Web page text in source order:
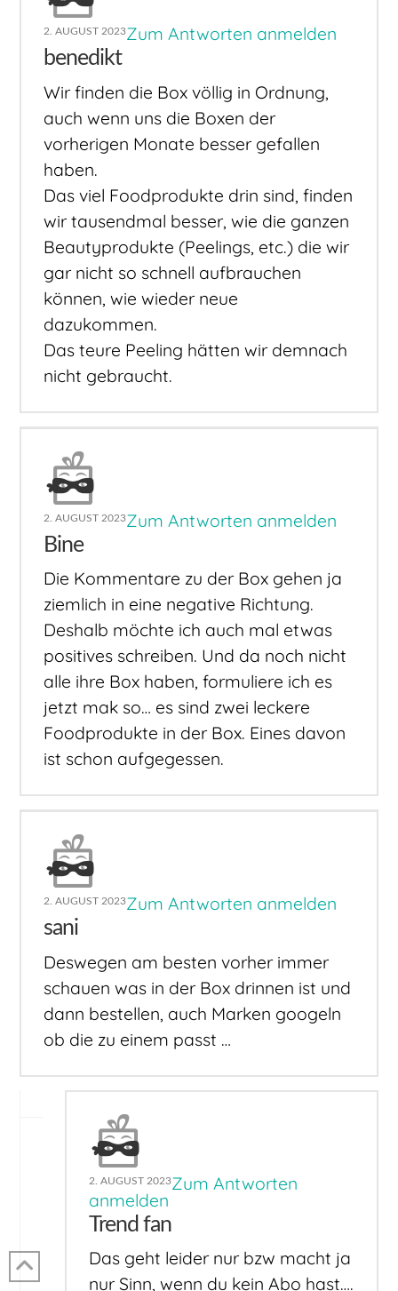
2. AUGUST 2023Zum Antworten anmelden
benedikt
Wir finden die Box völlig in Ordnung,
auch wenn uns die Boxen der
vorherigen Monate besser gefallen
haben.
Das viel Foodprodukte drin sind, finden
wir tausendmal besser, wie die ganzen
Beautyprodukte (Peelings, etc.) die wir
gar nicht so schnell aufbrauchen
können, wie wieder neue
dazukommen.
Das teure Peeling hätten wir demnach
nicht gebraucht.
2. AUGUST 2023Zum Antworten anmelden
Bine
Die Kommentare zu der Box gehen ja
ziemlich in eine negative Richtung.
Deshalb möchte ich auch mal etwas
positives schreiben. Und da noch nicht
alle ihre Box haben, formuliere ich es
jetzt mak so… es sind zwei leckere
Foodprodukte in der Box. Eines davon
ist schon aufgegessen.
2. AUGUST 2023Zum Antworten anmelden
sani
Deswegen am besten vorher immer
schauen was in der Box drinnen ist und
dann bestellen, auch Marken googeln
ob die zu einem passt …
2. AUGUST 2023Zum Antworten
anmelden
Trend fan
Das geht leider nur bzw macht ja
nur Sinn, wenn du kein Abo hast….